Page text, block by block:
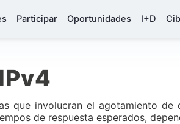
Participar Oportunidades I+D
que involucran el agotamiento
de respuesta esperados,